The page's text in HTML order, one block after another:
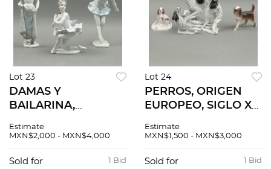
Lot 23
DAMAS Y
BAILARINA,
XX. Elaboradas en
policromada.
Estimate
MXN$2,000 - MXN$4,000
1 Bid
Sold for
Lot 24
PERROS, ORIGEN
EUROPEO, SIGLO XX,
porcelana
Sellados Royal
Estimate
MXN$1,500 - MXN$3,000
1 Bid
Sold for